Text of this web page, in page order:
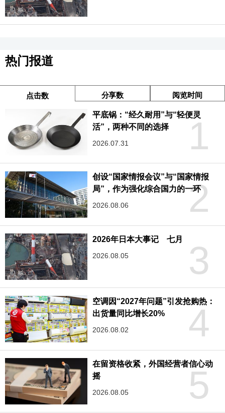
热门报道
点击数 分享数 阅览时间
1
平底锅：“经久耐用”与“轻便灵
活”，两种不同的选择
2026.07.31
2
创设“国家情报会议”与“国家情报
局”，作为强化综合国力的一环
2026.08.06
3
2026年日本大事记 七月
2026.08.05
4
空调因“2027年问题”引发抢购热：
出货量同比增长20%
2026.08.02
5
在留资格收紧，外国经营者信心动
摇
2026.08.05